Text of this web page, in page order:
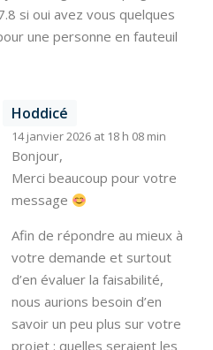
si oui avez vous quelques
une personne en fauteuil
Hoddicé
14 janvier 2026 at 18 h 08 min
Bonjour,
Merci beaucoup pour votre
message
Afin de répondre au mieux à
votre demande et surtout
d’en évaluer la faisabilité,
nous aurions besoin d’en
savoir un peu plus sur votre
projet : quelles seraient les